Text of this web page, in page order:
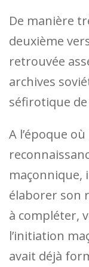
De manière
deuxième
retrouvée
archives
séfirotique de
A l’époque
maçonnique,
élaborer son
à compléter,
l’initiation
avait déjà